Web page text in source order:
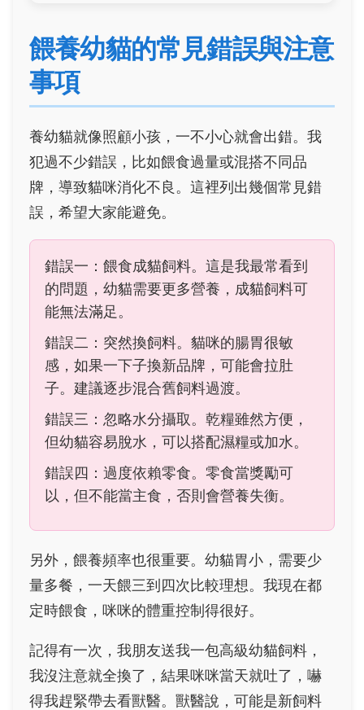
餵養幼貓的常見錯誤與注意
事項
養幼貓就像照顧小孩，一不小心就會出錯。我
犯過不少錯誤，比如餵食過量或混搭不同品
牌，導致貓咪消化不良。這裡列出幾個常見錯
誤，希望大家能避免。
錯誤一：餵食成貓飼料。這是我最常看到
的問題，幼貓需要更多營養，成貓飼料可
能無法滿足。
錯誤二：突然換飼料。貓咪的腸胃很敏
感，如果一下子換新品牌，可能會拉肚
子。建議逐步混合舊飼料過渡。
錯誤三：忽略水分攝取。乾糧雖然方便，
但幼貓容易脫水，可以搭配濕糧或加水。
錯誤四：過度依賴零食。零食當獎勵可
以，但不能當主食，否則會營養失衡。
另外，餵養頻率也很重要。幼貓胃小，需要少
量多餐，一天餵三到四次比較理想。我現在都
定時餵食，咪咪的體重控制得很好。
記得有一次，我朋友送我一包高級幼貓飼料，
我沒注意就全換了，結果咪咪當天就吐了，嚇
得我趕緊帶去看獸醫。獸醫說，可能是新飼料